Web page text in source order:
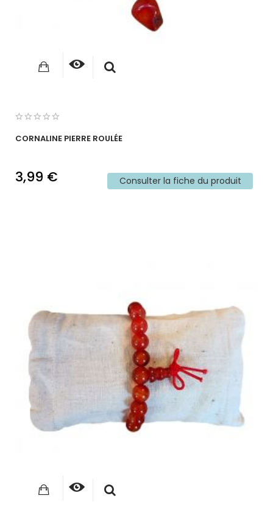
CORNALINE PIERRE ROULÉE
3,99 € Consulter la fiche du produit